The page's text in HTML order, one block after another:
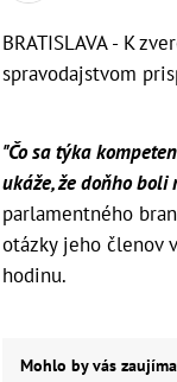
BRATISLAVA - K
spravodajstvom
"Čo sa týka
ukáže, že doňho
parlamentného
otázky jeho členov
hodinu.
Mohlo by vás